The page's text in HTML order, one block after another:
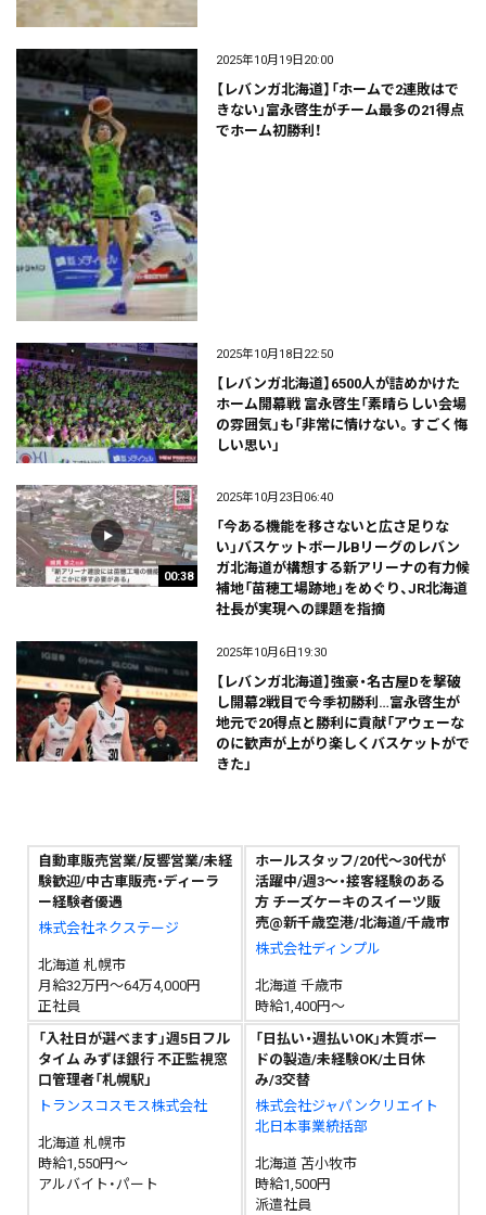
2025年10月19日20:00
【レバンガ北海道】「ホームで2連敗はで
きない」富永啓生がチーム最多の21得点
でホーム初勝利！
2025年10月18日22:50
【レバンガ北海道】6500人が詰めかけた
ホーム開幕戦 富永啓生「素晴らしい会場
の雰囲気」も「非常に情けない。すごく悔
しい思い」
00:38
2025年10月23日06:40
「今ある機能を移さないと広さ足りな
い」バスケットボールBリーグのレバン
ガ北海道が構想する新アリーナの有力候
補地「苗穂工場跡地」をめぐり、JR北海道
社長が実現への課題を指摘
2025年10月6日19:30
【レバンガ北海道】強豪・名古屋Dを撃破
し開幕2戦目で今季初勝利…富永啓生が
地元で20得点と勝利に貢献「アウェーな
のに歓声が上がり楽しくバスケットがで
きた」
自動車販売営業/反響営業/未経
験歓迎/中古車販売・ディーラ
ー経験者優遇
株式会社ネクステージ
北海道 札幌市
月給32万円～64万4,000円
正社員
ホールスタッフ/20代～30代が
活躍中/週3～・接客経験のある
方 チーズケーキのスイーツ販
売@新千歳空港/北海道/千歳市
株式会社ディンプル
北海道 千歳市
時給1,400円～
「入社日が選べます」週5日フル
タイム みずほ銀行 不正監視窓
口管理者「札幌駅」
トランスコスモス株式会社
北海道 札幌市
時給1,550円～
アルバイト・パート
「日払い・週払いOK」木質ボー
ドの製造/未経験OK/土日休
み/3交替
株式会社ジャパンクリエイト
北日本事業統括部
北海道 苫小牧市
時給1,500円
派遣社員